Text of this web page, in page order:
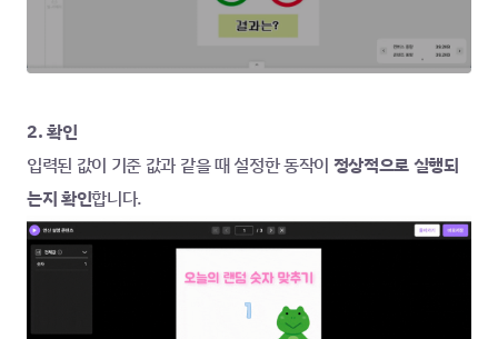
2. 확인
입력된 값이 기준 값과 같을 때 설정한 동작이 정상적으로 실행되
는지 확인합니다.